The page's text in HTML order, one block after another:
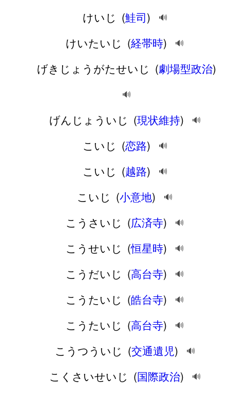
けいじ (鮭司) 🔊
けいたいじ (経帯時) 🔊
げきじょうがたせいじ (劇場型政治)
🔊
げんじょういじ (現状維持) 🔊
こいじ (恋路) 🔊
こいじ (越路) 🔊
こいじ (小意地) 🔊
こうさいじ (広済寺) 🔊
こうせいじ (恒星時) 🔊
こうだいじ (高台寺) 🔊
こうたいじ (皓台寺) 🔊
こうたいじ (高台寺) 🔊
こうつういじ (交通遺児) 🔊
こくさいせいじ (国際政治) 🔊